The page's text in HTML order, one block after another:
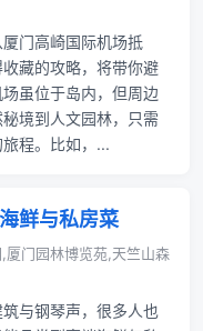
门高崎国际机场抵
藏的攻略，将带你避
虽位于岛内，但周边
境到人文园林，只需
程。比如，...
鲜与私房菜
厦门园林博览苑,天竺山森
与钢琴声，很多人也